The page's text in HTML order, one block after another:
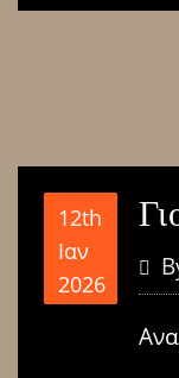
12th
Ιαν
2026